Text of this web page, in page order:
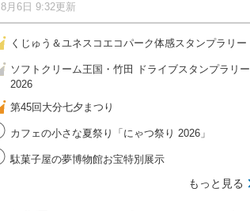
8月6日 9:32更新
くじゅう＆ユネスコエコパーク体感スタンプラリー
ソフトクリーム王国・竹田 ドライブスタンプラリー
2026
第45回大分七夕まつり
カフェの小さな夏祭り「にゃつ祭り 2026」
駄菓子屋の夢博物館お宝特別展示
もっと見る